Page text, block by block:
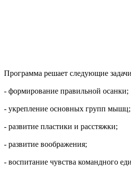
Программа решает следующие
- формирование правильной осанки;
- укрепление основных групп мышц;
- развитие пластики и расстяжки;
- развитие воображения;
- воспитание чувства командного